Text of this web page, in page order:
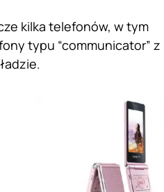
kilka telefonów, w tym
typu “communicator” z